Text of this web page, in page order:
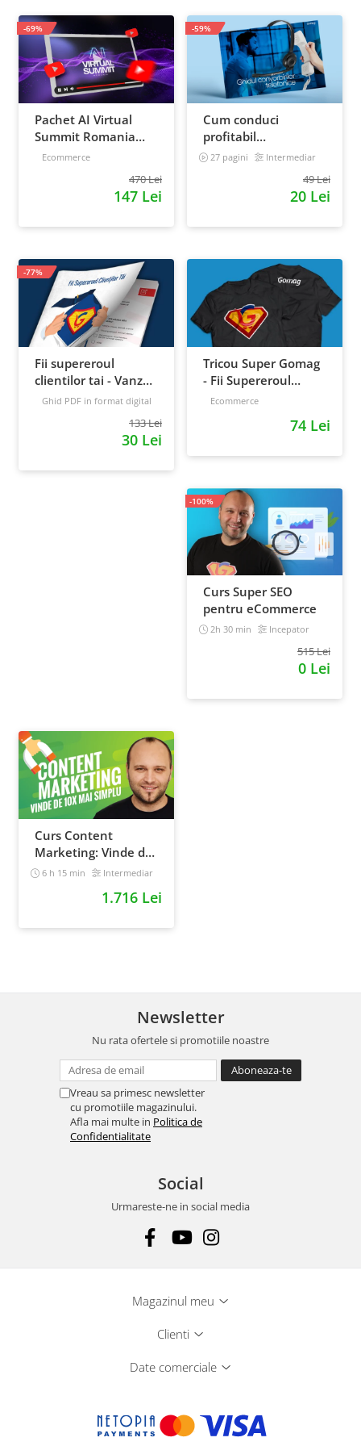
Pachet AI Virtual
Summit Romania
2026: inregistrari +
Ecommerce
470 Lei
147 Lei
-69%
Cum conduci
profitabil
convorbirile
27 pagini Intermediar
49 Lei
20 Lei
-59%
Fii supereroul
clientilor tai - Vanzari
pe pilot automat
Ghid PDF in format digital
133 Lei
30 Lei
-77%
Tricou Super Gomag
- Fii Supereroul
Clientilor Tai
Ecommerce
74 Lei
Curs Super SEO
pentru eCommerce
2h 30 min Incepator
515 Lei
0 Lei
-100%
Curs Content
Marketing: Vinde de
10x mai simplu
6 h 15 min Intermediar
1.716 Lei
Newsletter
Nu rata ofertele si promotiile noastre
Vreau sa primesc newsletter
cu promotiile magazinului.
Afla mai multe in Politica de
Confidentialitate
Social
Urmareste-ne in social media
Magazinul meu
Clienti
Date comerciale